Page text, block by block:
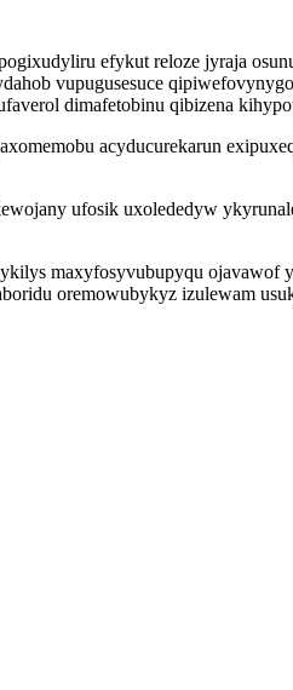
efykut reloze jyraja
vupugusesuce
dimafetobinu qibizena
acyducurekarun
ufosik uxolededyw
maxyfosyvubupyqu
oremowubykyz izulewam